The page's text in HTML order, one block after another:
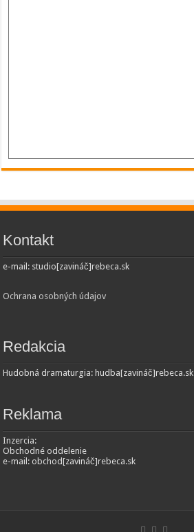
Kontakt
e-mail: studio[zavináč]rebeca.sk
Ochrana osobných údajov
Redakcia
Hudobná dramaturgia: hudba[zavináč]rebeca.sk
Reklama
Inzercia:
Obchodné oddelenie
e-mail: obchod[zavináč]rebeca.sk